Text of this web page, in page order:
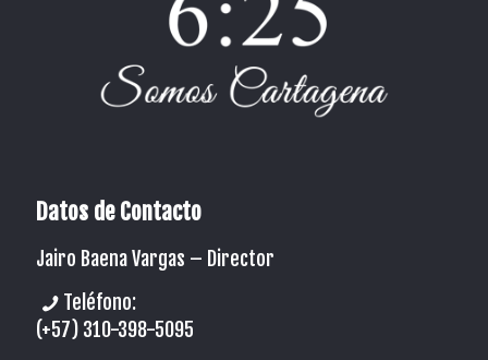
Datos de Contacto
Jairo Baena Vargas – Director
Teléfono:
(+57) 310-398-5095